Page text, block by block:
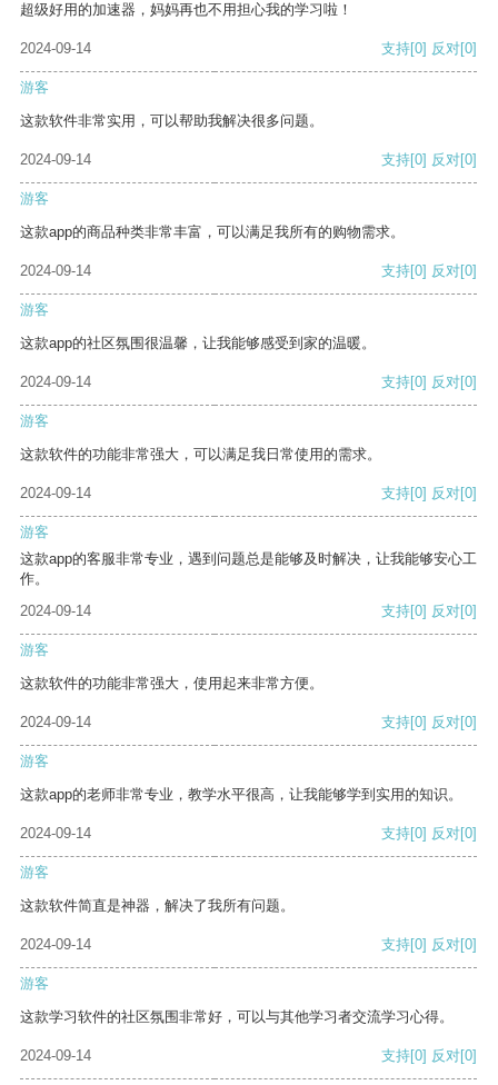
超级好用的加速器，妈妈再也不用担心我的学习啦！
2024-09-14 支持[0] 反对[0]
游客
这款软件非常实用，可以帮助我解决很多问题。
2024-09-14 支持[0] 反对[0]
游客
这款app的商品种类非常丰富，可以满足我所有的购物需求。
2024-09-14 支持[0] 反对[0]
游客
这款app的社区氛围很温馨，让我能够感受到家的温暖。
2024-09-14 支持[0] 反对[0]
游客
这款软件的功能非常强大，可以满足我日常使用的需求。
2024-09-14 支持[0] 反对[0]
游客
这款app的客服非常专业，遇到问题总是能够及时解决，让我能够安心工
作。
2024-09-14
支持[0] 反对[0]
游客
这款软件的功能非常强大，使用起来非常方便。
2024-09-14 支持[0] 反对[0]
游客
这款app的老师非常专业，教学水平很高，让我能够学到实用的知识。
2024-09-14 支持[0] 反对[0]
游客
这款软件简直是神器，解决了我所有问题。
2024-09-14 支持[0] 反对[0]
游客
这款学习软件的社区氛围非常好，可以与其他学习者交流学习心得。
2024-09-14 支持[0] 反对[0]